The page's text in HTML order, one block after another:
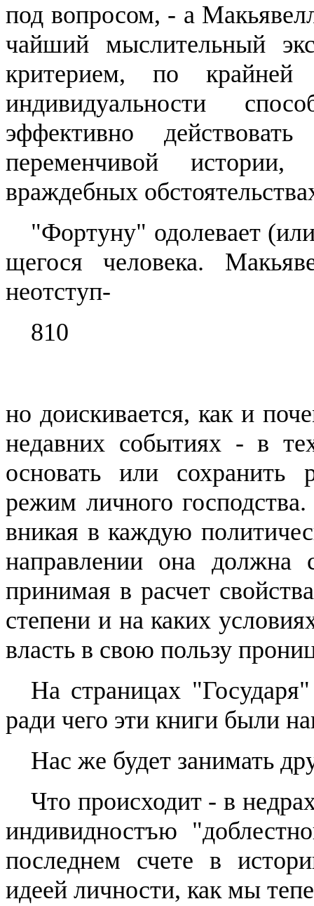
под вопросом, - а
чайший мыслительный
кри­терием, по крайней
индивидуаль­ности
эффективно
переменчивой
враждебных
"Фортуну" одолевает
щегося человека.
неотступ-
810
но доискивается, как и
недавних событиях - в
осно­вать или сохранить
режим личного
вникая в каждую
направле­нии она должна
принимая в расчет
степени и на каких
власть в свою пользу
На страницах
ради чего эти книги были
Нас же будет занимать
Что происходит - в
индивидностъю
последнем счете в
идеей личности, как мы